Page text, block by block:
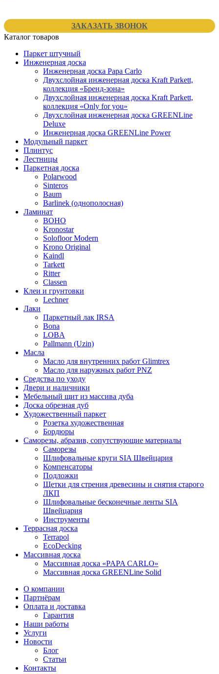
ЗАКАЗАТЬ ЗВОНОК
Каталог товаров
Паркет штучный
Инженерная доска
Инженерная доска Papa Carlo
Двухслойная инженерная доска Kraft Parkett,
коллекция «Бренд-зона»
Двухслойная инженерная доска Kraft Parkett,
коллекция «Only for you»
Двухслойная инженерная доска GREENLine
Deluxe
Инженерная доска GREENLine Power
Модульный паркет
Плинтус
Лестницы
Паркетная доска
Polarwood
Sinteros
Baum
Barlinek (однополосная)
Ламинат
BOHO
Kronostar
Solofloor Modern
Krono Original
Kaindl
Tarkett
Ritter
Classen
Клеи и грунтовки
Lechner
Лаки
Паркетный лак IRSA
Bona
LOBA
Pallmann (Uzin)
Масла
Масло для внутренних работ Glimtrex
Масло для наружных работ PNZ
Средства по уходу
Двери и наличники
Мебельный щит из массива дуба
Доска обрезная дуб
Художественный паркет
Розетка художественная
Бордюры
Саморезы, абразив, сопутствующие материалы
Саморезы
Шлифовальные круги SIA Швейцария
Компенсаторы
Подложки
Щетки для стрения древесины и снятия старого
ЛКП
Шлифовальные бесконечные ленты SIA
Швейцария
Инструменты
Террасная доска
Terrapol
EcoDecking
Массивная доска
Массивная доска «PAPA CARLO»
Массивная доска GREENLine Solid
О компании
Партнёрам
Оплата и доставка
Гарантия
Наши работы
Услуги
Новости
Блог
Статьи
Контакты